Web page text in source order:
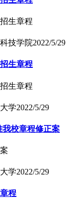
生章程
技学院2022/5/29
生章程
生章程
学2022/5/29
校章程修正案
学2022/5/29
程